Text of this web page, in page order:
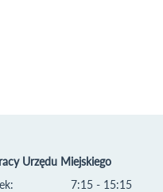
Urzędu Miejskiego
7:15 - 15:15